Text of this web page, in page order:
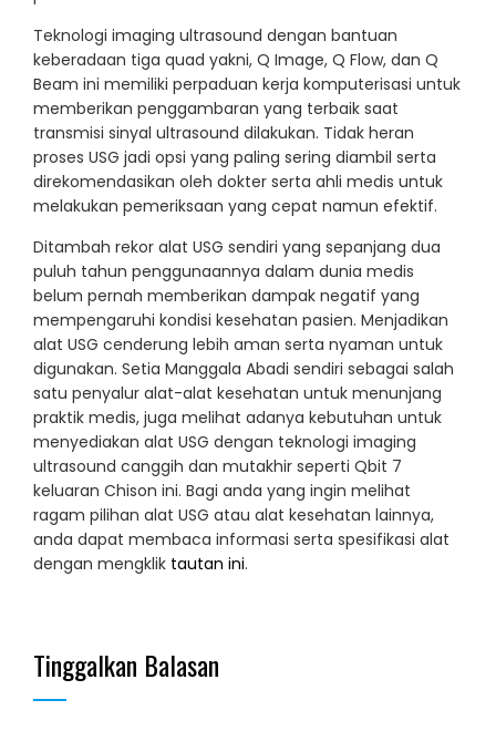
Teknologi imaging ultrasound dengan bantuan
keberadaan tiga quad yakni, Q Image, Q Flow, dan Q
Beam ini memiliki perpaduan kerja komputerisasi untuk
memberikan penggambaran yang terbaik saat
transmisi sinyal ultrasound dilakukan. Tidak heran
proses USG jadi opsi yang paling sering diambil serta
direkomendasikan oleh dokter serta ahli medis untuk
melakukan pemeriksaan yang cepat namun efektif.
Ditambah rekor alat USG sendiri yang sepanjang dua
puluh tahun penggunaannya dalam dunia medis
belum pernah memberikan dampak negatif yang
mempengaruhi kondisi kesehatan pasien. Menjadikan
alat USG cenderung lebih aman serta nyaman untuk
digunakan. Setia Manggala Abadi sendiri sebagai salah
satu penyalur alat-alat kesehatan untuk menunjang
praktik medis, juga melihat adanya kebutuhan untuk
menyediakan alat USG dengan teknologi imaging
ultrasound canggih dan mutakhir seperti Qbit 7
keluaran Chison ini. Bagi anda yang ingin melihat
ragam pilihan alat USG atau alat kesehatan lainnya,
anda dapat membaca informasi serta spesifikasi alat
dengan mengklik tautan ini.
Tinggalkan Balasan